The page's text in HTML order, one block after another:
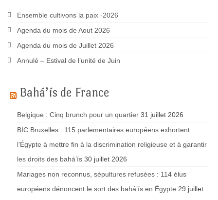
Ensemble cultivons la paix -2026
Agenda du mois de Aout 2026
Agenda du mois de Juillet 2026
Annulé – Estival de l’unité de Juin
Bahá’ís de France
Belgique : Cinq brunch pour un quartier 31 juillet 2026
BIC Bruxelles : 115 parlementaires européens exhortent
l’Égypte à mettre fin à la discrimination religieuse et à garantir
les droits des bahá’ís 30 juillet 2026
Mariages non reconnus, sépultures refusées : 114 élus
européens dénoncent le sort des bahá’ís en Égypte 29 juillet